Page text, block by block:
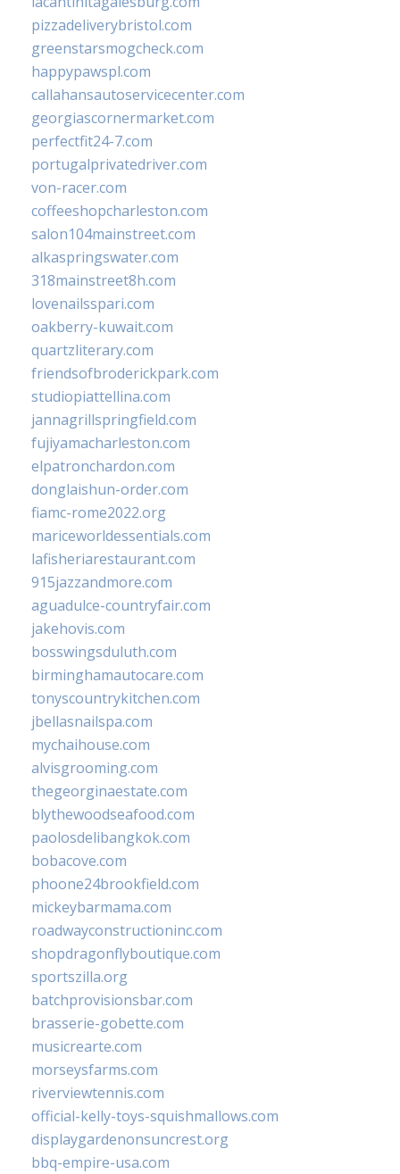
pizzadeliverybristol.com
greenstarsmogcheck.com
happypawspl.com
callahansautoservicecenter.com
georgiascornermarket.com
perfectfit24-7.com
portugalprivatedriver.com
von-racer.com
coffeeshopcharleston.com
salon104mainstreet.com
alkaspringswater.com
318mainstreet8h.com
lovenailsspari.com
oakberry-kuwait.com
quartzliterary.com
friendsofbroderickpark.com
studiopiattellina.com
jannagrillspringfield.com
fujiyamacharleston.com
elpatronchardon.com
donglaishun-order.com
fiamc-rome2022.org
mariceworldessentials.com
lafisheriarestaurant.com
915jazzandmore.com
aguadulce-countryfair.com
jakehovis.com
bosswingsduluth.com
birminghamautocare.com
tonyscountrykitchen.com
jbellasnailspa.com
mychaihouse.com
alvisgrooming.com
thegeorginaestate.com
blythewoodseafood.com
paolosdelibangkok.com
bobacove.com
phoone24brookfield.com
mickeybarmama.com
roadwayconstructioninc.com
shopdragonflyboutique.com
sportszilla.org
batchprovisionsbar.com
brasserie-gobette.com
musicrearte.com
morseysfarms.com
riverviewtennis.com
official-kelly-toys-squishmallows.com
displaygardenonsuncrest.org
bbq-empire-usa.com